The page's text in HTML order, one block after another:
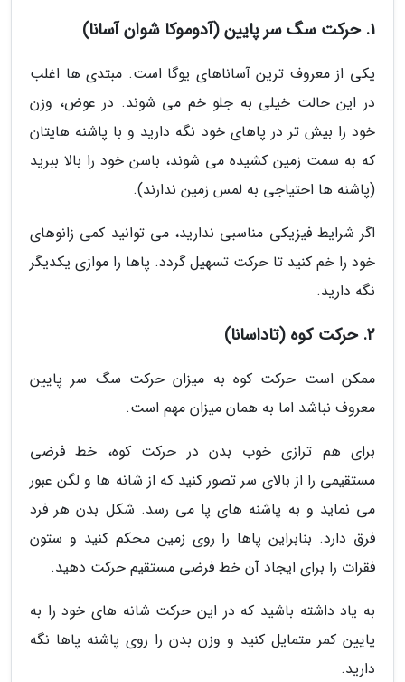
1. حرکت سگ سر پایین (آدوموکا شوان آسانا)
یکی از معروف ترین آساناهای یوگا است. مبتدی ها اغلب
در این حالت خیلی به جلو خم می شوند. در عوض، وزن
خود را بیش تر در پاهای خود نگه دارید و با پاشنه هایتان
که به سمت زمین کشیده می شوند، باسن خود را بالا ببرید
(پاشنه ها احتیاجی به لمس زمین ندارند).
اگر شرایط فیزیکی مناسبی ندارید، می توانید کمی زانوهای
خود را خم کنید تا حرکت تسهیل گردد. پاها را موازی یکدیگر
نگه دارید.
2. حرکت کوه (تاداسانا)
ممکن است حرکت کوه به میزان حرکت سگ سر پایین
معروف نباشد اما به همان میزان مهم است.
برای هم ترازی خوب بدن در حرکت کوه، خط فرضی
مستقیمی را از بالای سر تصور کنید که از شانه ها و لگن عبور
می نماید و به پاشنه های پا می رسد. شکل بدن هر فرد
فرق دارد. بنابراین پاها را روی زمین محکم کنید و ستون
فقرات را برای ایجاد آن خط فرضی مستقیم حرکت دهید.
به یاد داشته باشید که در این حرکت شانه های خود را به
پایین کمر متمایل کنید و وزن بدن را روی پاشنه پاها نگه
دارید.